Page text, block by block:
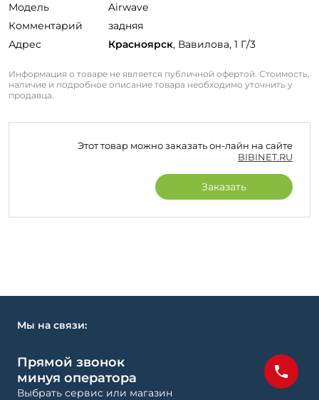
Модель
Airwave
Комментарий
задняя
Адрес
Красноярск, Вавилова, 1 Г/3
Информация о товаре не является публичной офертой. Стоимость,
наличие и подробное описание товара необходимо уточнить у
продавца.
Этот товар можно заказать он-лайн на сайте
BIBINET.RU
Заказать
Мы на связи:
Прямой звонок
минуя оператора
Выбрать сервис или магазин